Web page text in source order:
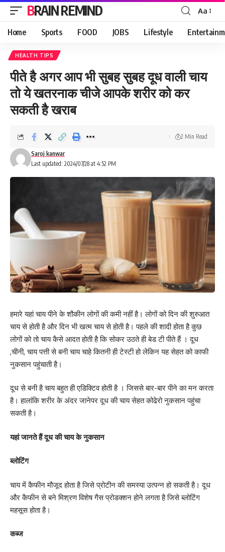
BRAIN REMIND
Font
Resizer
Aa
Home Sports FOOD JOBS Lifestyle
HEALTH TIPS
पीते है अगर आप भी सुबह सुबह दूध वाली चाय
तो ये खतरनाक चीजे आपके शरीर को कर
सकती है खराब
Last updated: 2024/07/28 at 4:52 PM
Saroj kanwar
2 Min Read
हमारे यहां चाय पीने के शौकीन लोगों की कमी नहीं है। लोगों को दिन की शुरुआत
चाय से होती है और दिन भी खत्म चाय से होती है। पहले की शादी होता है कुछ
लोगों को तो चाय कैसे आदत होती है कि सोकर उठते ही बेड टी पीते हैं । दूध
,चीनी, चाय पत्ती से बनी चाय चाहे कितनी ही टेस्टी हो लेकिन यह सेहत को काफी
नुकसान पहुंचाती है।
दूध से बनी है चाय बहुत ही एडिक्टिव होती है । जिससे बार-बार पीने का मन करता
है। हालांकि शरीर के अंदर जानेपर दूध की चाय सेहत कोढेरो नुकसान पहुंचा
सकती है।
यहां जानते हैं दूध की चाय के नुकसान
ब्लोटिंग
चाय में कैफीन मौजूद होता है जिसे प्रोटीन की समस्या उत्पन्न हो सकती है। दूध
और कैफीन से बने मिश्रण विशेष गैस प्रोडक्शन होने लगता है जिसे ब्लोटिंग
महसूस होता है।
कब्ज